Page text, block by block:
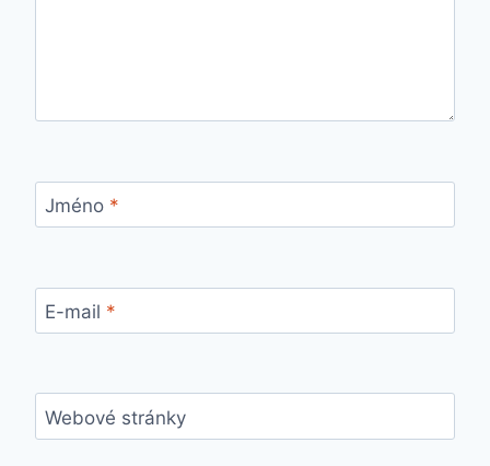
Jméno *
E-mail *
Webové stránky